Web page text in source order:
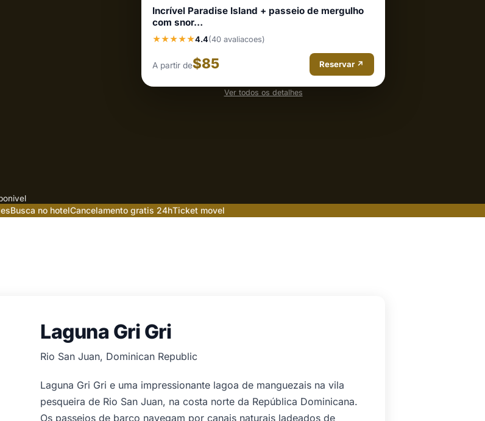
Incrível Paradise Island + passeio de mergulho
com snor…
★★★★★4.4(40 avaliacoes)
A partir de$85 Reservar ↗
Ver todos os detalhes
Busca no hotelCancelamento gratis 24hTicket movel
Laguna Gri Gri
Rio San Juan, Dominican Republic
Laguna Gri Gri e uma impressionante lagoa de manguezais na vila
pesqueira de Rio San Juan, na costa norte da República Dominicana.
Os passeios de barco navegam por canais naturais ladeados de